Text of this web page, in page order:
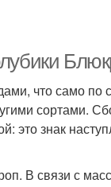
что само
сортами.
это знак
В связи с